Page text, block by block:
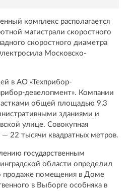
комплекс располагается
магистрали скоростного
скоростного диаметра
Московско-
в АО «Техприбор-
девелопмент». Компании
общей площадью 9,3
зданиями и
улице. Совокупная
22 тысячи квадратных метров.
государственным
области определил
продаже помещения в Доме
в Выборге особняка в